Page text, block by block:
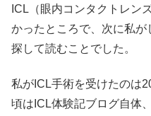
ICL（眼内コンタクトレン
かったところで、次に私
探して読むことでした。
私がICL手術を受けたのは
頃はICL体験記ブログ自体